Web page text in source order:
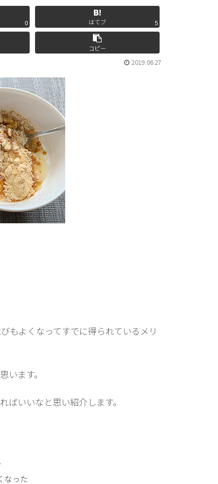
0 はてブ 5
コピー
2019.06.27
もよくなってすでに得られているメリ
います。
いいなと思い紹介します。
なった